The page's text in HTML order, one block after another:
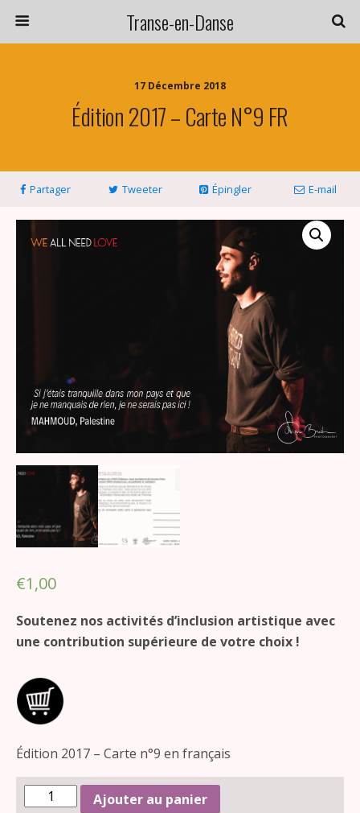
Transe-en-Danse
17 Décembre 2018
Édition 2017 – Carte N°9 FR
Partager Tweeter Épingler E-mail
€1,00
Soutenez nos activités d’inclusion artistique avec
une contribution supérieure de votre choix !
Édition 2017 – Carte n°9 en français
Ajouter au panier